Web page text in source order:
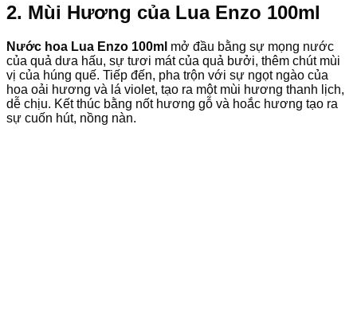
2. Mùi Hương của Lua Enzo 100ml
Nước hoa Lua Enzo 100ml mở đầu bằng sự mọng nước
của quả dưa hấu, sự tươi mát của quả bưởi, thêm chút mùi
vị của húng quế. Tiếp đến, pha trộn với sự ngọt ngào của
hoa oải hương và lá violet, tạo ra một mùi hương thanh lịch,
dễ chịu. Kết thúc bằng nốt hương gỗ và hoắc hương tạo ra
sự cuốn hút, nồng nàn.